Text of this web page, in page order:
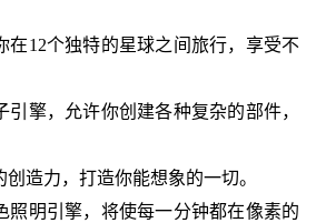
在12个独特的星球之间旅行，享受不
引擎，允许你创建各种复杂的部件，
造力，打造你能想象的一切。
照明引擎，将使每一分钟都在像素的